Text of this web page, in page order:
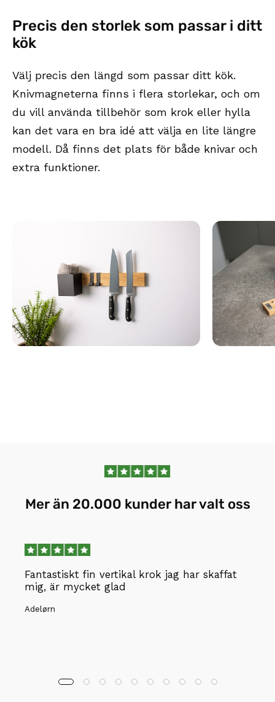
Precis den storlek som passar i ditt
kök
Välj precis den längd som passar ditt kök.
Knivmagneterna finns i flera storlekar, och om
du vill använda tillbehör som krok eller hylla
kan det vara en bra idé att välja en lite längre
modell. Då finns det plats för både knivar och
extra funktioner.
Mer än 20.000 kunder har valt oss
Fantastiskt fin vertikal krok jag har skaffat
mig, är mycket glad
Adelørn